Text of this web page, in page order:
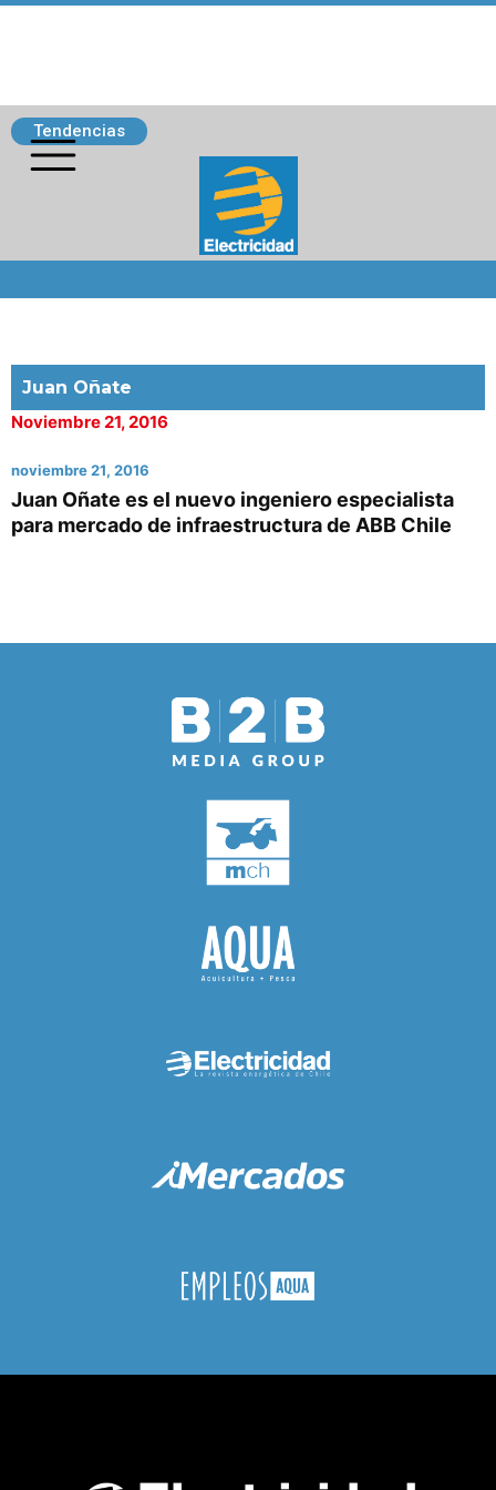
Tendencias
Juan Oñate
Noviembre 21, 2016
noviembre 21, 2016
Juan Oñate es el nuevo ingeniero especialista
para mercado de infraestructura de ABB Chile